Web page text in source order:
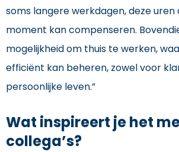
soms langere werkdagen, deze
moment kan compenseren.
mogelijkheid om thuis te werken,
efficiënt kan beheren, zowel voor
persoonlijke leven.”
Wat inspireert je het
collega’s?